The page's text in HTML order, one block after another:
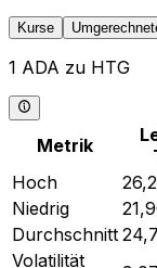
Kurse
1 ADA zu HTG
Metrik
Hoch
Niedrig
Durchschnitt
Volatilität